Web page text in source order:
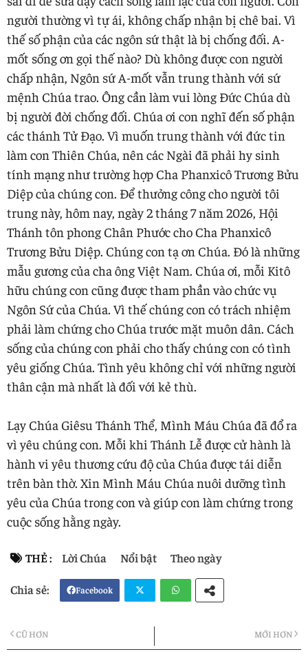
người thường vì tự ái, không chấp nhận bị chê bai. Vì
thế số phận của các ngôn sứ thật là bị chống đối. A-
mốt sống ơn gọi thế nào? Dù không được con người
chấp nhận, Ngôn sứ A-mốt vẫn trung thành với sứ
mệnh Chúa trao. Ông cần làm vui lòng Đức Chúa dù
bị người đời chống đối. Chúa ơi con nghĩ đến số phận
các thánh Tử Đạo. Vì muốn trung thành với đức tin
làm con Thiên Chúa, nên các Ngài đã phải hy sinh
tính mạng như trường hợp Cha Phanxicô Trương Bửu
Diệp của chúng con. Để thưởng công cho người tôi
trung này, hôm nay, ngày 2 tháng 7 năm 2026, Hội
Thánh tôn phong Chân Phước cho Cha Phanxicô
Trương Bửu Diệp. Chúng con tạ ơn Chúa. Đó là những
mẫu gương của cha ông Việt Nam. Chúa ơi, mỗi Kitô
hữu chúng con cũng được tham phần vào chức vụ
Ngôn Sứ của Chúa. Vì thế chúng con có trách nhiệm
phải làm chứng cho Chúa trước mặt muôn dân. Cách
sống của chúng con phải cho thấy chúng con có tình
yêu giống Chúa. Tình yêu không chỉ với những người
thân cận mà nhất là đối với kẻ thù.
Lạy Chúa Giêsu Thánh Thể, Mình Máu Chúa đã đổ ra
vì yêu chúng con. Mỗi khi Thánh Lễ được cử hành là
hành vi yêu thương cứu độ của Chúa được tái diễn
trên bàn thờ. Xin Mình Máu Chúa nuôi dưỡng tình
yêu của Chúa trong con và giúp con làm chứng trong
cuộc sống hằng ngày.
THẺ : Lời Chúa Nổi bật Theo ngày
Facebook
MỚI HƠN
CŨ HƠN